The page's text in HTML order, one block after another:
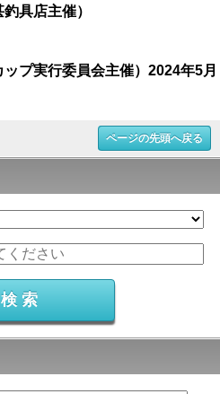
具店主催）
プ実行委員会主催）2024年5月
ページの先頭へ戻る